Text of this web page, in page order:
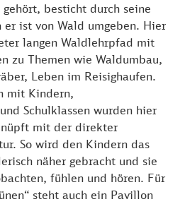
besticht durch seine
er ist von Wald umgeben. Hier
langen Waldlehrpfad mit
zu Themen wie Waldumbau,
Leben im Reisighaufen.
mit Kindern,
Schulklassen wurden hier
mit der direkter
So wird den Kindern das
näher gebracht und sie
fühlen und hören. Für
steht auch ein Pavillon